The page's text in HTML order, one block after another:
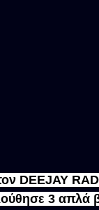
DEEJAY
3 απλά